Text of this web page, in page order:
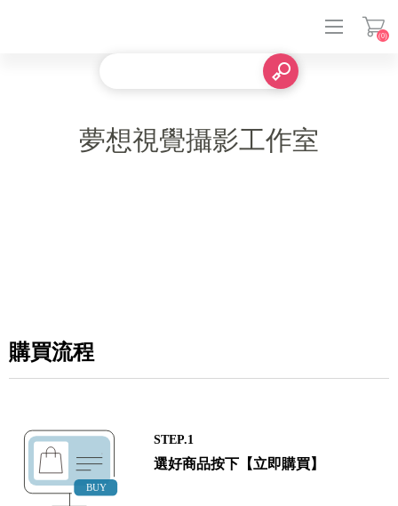
(0)
夢想視覺攝影工作室
購買流程
STEP.1
選好商品按下【立即購買】